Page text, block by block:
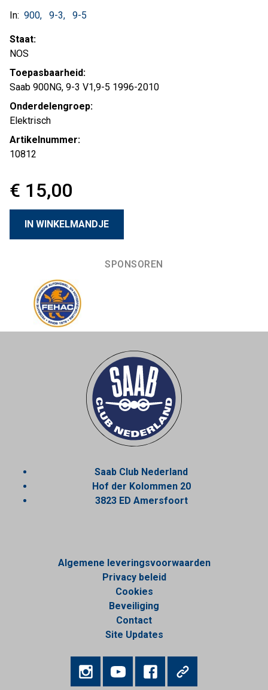
In: 900 9-3 9-5
Staat:
NOS
Toepasbaarheid:
Saab 900NG, 9-3 V1,9-5 1996-2010
Onderdelengroep:
Elektrisch
Artikelnummer:
10812
€ 15,00
SPONSOREN
Saab Club Nederland
Hof der Kolommen 20
3823 ED Amersfoort
Algemene leveringsvoorwaarden
Privacy beleid
Cookies
Beveiliging
Contact
Site Updates